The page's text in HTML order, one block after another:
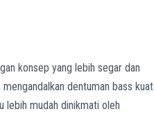
konsep yang lebih segar dan
dentuman bass kuat
lebih mudah dinikmati oleh